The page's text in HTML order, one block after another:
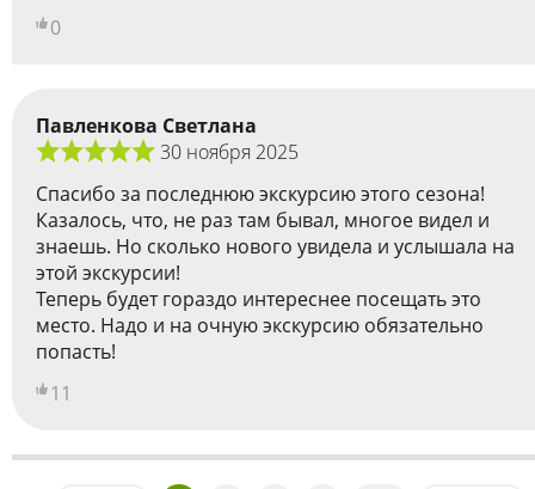
0
Павленкова Светлана
30 ноября 2025
Спасибо за последнюю экскурсию этого сезона!
Казалось, что, не раз там бывал, многое видел и
знаешь. Но сколько нового увидела и услышала на
этой экскурсии!
Теперь будет гораздо интереснее посещать это
место. Надо и на очную экскурсию обязательно
попасть!
11